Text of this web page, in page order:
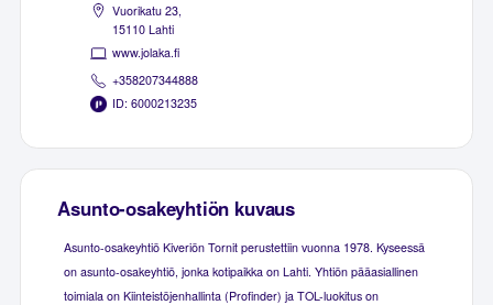
Vuorikatu 23,
15110 Lahti
www.jolaka.fi
+358207344888
ID: 6000213235
Asunto-osakeyhtiön kuvaus
Asunto-osakeyhtiö Kiveriön Tornit perustettiin vuonna 1978. Kyseessä
on asunto-osakeyhtiö, jonka kotipaikka on Lahti. Yhtiön pääasiallinen
toimiala on Kiinteistöjenhallinta (Profinder) ja TOL-luokitus on